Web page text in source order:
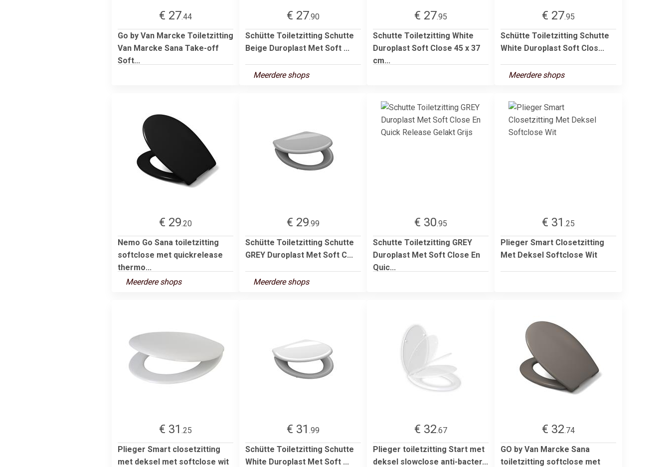
€ 27.44
Go by Van Marcke Toiletzitting
Van Marcke Sana Take-off
Soft...
€ 27.90
Schütte Toiletzitting Schutte
Beige Duroplast Met Soft ...
Meerdere shops
€ 27.95
Schutte Toiletzitting White
Duroplast Soft Close 45 x 37
cm...
€ 27.95
Schütte Toiletzitting Schutte
White Duroplast Soft Clos...
Meerdere shops
€ 29.20
Nemo Go Sana toiletzitting
softclose met quickrelease
thermo...
Meerdere shops
€ 29.99
Schütte Toiletzitting Schutte
GREY Duroplast Met Soft C...
Meerdere shops
€ 30.95
Schutte Toiletzitting GREY
Duroplast Met Soft Close En
Quic...
€ 31 .25
Plieger Smart Closetzitting
Met Deksel Softclose Wit
€ 31 .25
Plieger Smart closetzitting
met deksel met softclose wit
€ 31 .99
Schütte Toiletzitting Schutte
White Duroplast Met Soft ...
€ 32.67
Plieger toiletzitting Start met
deksel slowclose anti-bacter...
€ 32.74
GO by Van Marcke Sana
toiletzitting softclose met